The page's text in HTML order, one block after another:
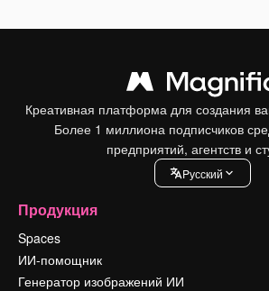
Креативная платформа для создания
Более 1 миллиона подписчиков
предприятий, агентств и
Pусский
Продукция
Spaces
ИИ-помощник
Генератор изображений ИИ